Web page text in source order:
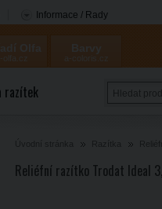
Informace / Rady
Coloris
razítek
Reliéfní razítko Trodat Ideal